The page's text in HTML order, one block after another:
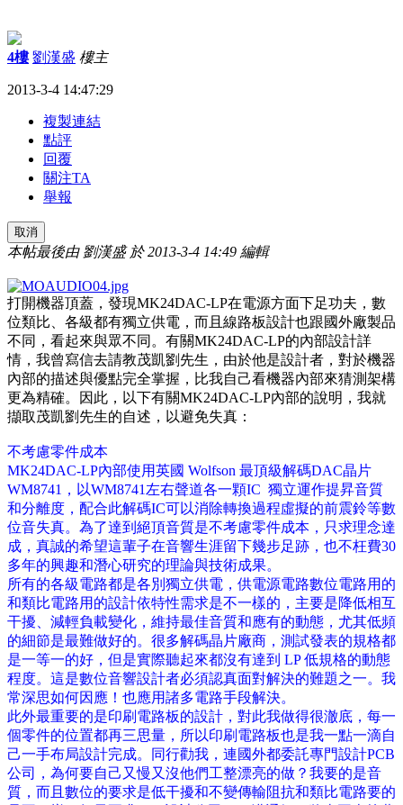
4樓 劉漢盛 樓主
2013-3-4 14:47:29
複製連結
點評
回覆
關注TA
舉報
取消
本帖最後由 劉漢盛 於 2013-3-4 14:49 編輯
打開機器頂蓋，發現MK24DAC-LP在電源方面下足功夫，數
位類比、各級都有獨立供電，而且線路板設計也跟國外廠製品
不同，看起來與眾不同。有關MK24DAC-LP的內部設計詳
情，我曾寫信去請教茂凱劉先生，由於他是設計者，對於機器
內部的描述與優點完全掌握，比我自己看機器內部來猜測架構
更為精確。因此，以下有關MK24DAC-LP內部的說明，我就
擷取茂凱劉先生的自述，以避免失真：
不考慮零件成本
MK24DAC-LP內部使用英國 Wolfson 最頂級解碼DAC晶片
WM8741 ，以WM8741 左右聲道各一顆IC 獨立運作提昇音質
和分離度，配合此解碼IC可以消除轉換過程虛擬的前震鈴等數
位音失真。為了達到絕頂音質是不考慮零件成本，只求理念達
成，真誠的希望這輩子在音響生涯留下幾步足跡，也不枉費30
多年的興趣和潛心研究的理論與技術成果。
所有的各級電路都是各別獨立供電，供電源電路數位電路用的
和類比電路用的設計依特性需求是不一樣的，主要是降低相互
干擾、減輕負載變化，維持最佳音質和應有的動態，尤其低頻
的細節是最難做好的。很多解碼晶片廠商，測試發表的規格都
是一等一的好，但是實際聽起來都沒有達到 LP低規格的動態
程度。這是數位音響設計者必須認真面對解決的難題之一。我
常深思如何因應！也應用諸多電路手段解決。
此外最重要的是印刷電路板的設計，對此我做得很澈底，每一
個零件的位置都再三思量，所以印刷電路板也是我一點一滴自
己一手布局設計完成。同行勸我，連國外都委託專門設計PCB
公司，為何要自己又慢又沒他們工整漂亮的做？我要的是音
質，而且數位的要求是低干擾和不變傳輸阻抗和類比電路要的